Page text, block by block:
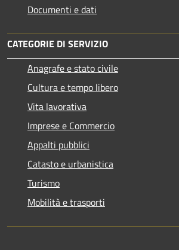
Documenti e dati
CATEGORIE DI SERVIZIO
Anagrafe e stato civile
Cultura e tempo libero
Vita lavorativa
Imprese e Commercio
Appalti pubblici
Catasto e urbanistica
Turismo
Mobilità e trasporti